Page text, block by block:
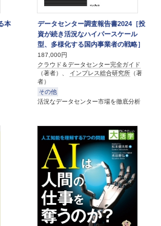
本
データセンター調査報告書2024［投
資が続き活況なハイパースケール
型、多様化する国内事業者の戦略］
187,000円
クラウド＆データセンター完全ガイド
（著者）、 インプレス総合研究所 （著
者）
その他
活況なデータセンター市場を徹底分析